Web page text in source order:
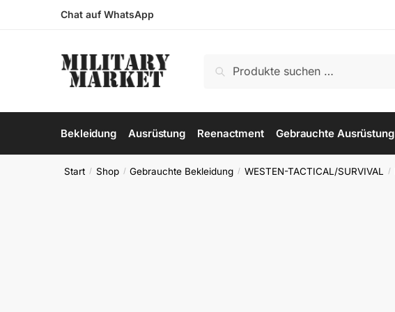
Chat auf WhatsApp
nach:
Suchen
Bekleidung Ausrüstung Reenactment Gebrauchte Ausrüstung
Start / Shop / Gebrauchte Bekleidung / WESTEN-TACTICAL/SURVIVAL /